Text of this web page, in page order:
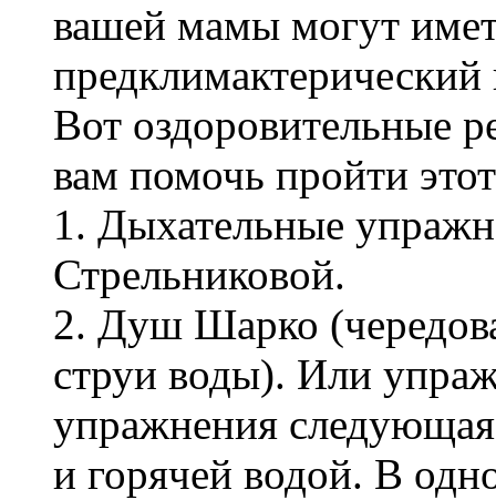
вашей мамы могут
предклимактерический
Вот оздоровительные
вам помочь пройти
1. Дыхательные
Стрельниковой.
2. Душ Шарко
струи воды). Или
упражнения
и горячей водой. В